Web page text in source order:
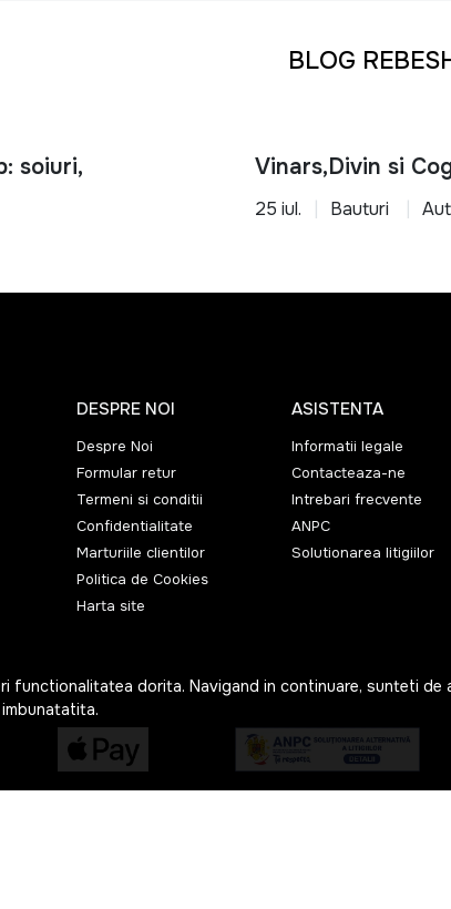
dorita. Navigand in continuare, sunteti de
BLOG
soiuri,
Vinars,Divin si
25 iul. Bauturi
DESPRE NOI
Despre Noi
Formular retur
Termeni si conditii
Confidentialitate
Marturiile clientilor
Politica de Cookies
Harta site
ASISTENTA
Informatii legale
Contacteaza-ne
Intrebari frecvente
ANPC
Solutionarea litigiilor